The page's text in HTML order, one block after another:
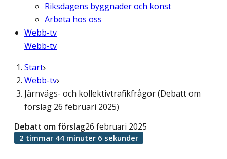
Riksdagens byggnader och konst
Arbeta hos oss
Webb-tv
Webb-tv
Start
Webb-tv
Järnvägs- och kollektivtrafikfrågor (Debatt om
förslag 26 februari 2025)
Debatt om förslag26 februari 2025
2 timmar 44 minuter 6 sekunder